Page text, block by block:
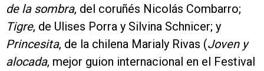
de la sombra, del coruñés Nicolás Combarro;
Tigre, de Ulises Porra y Silvina Schnicer; y
Princesita, de la chilena Marialy Rivas (Joven y
alocada, mejor guion internacional en el Festival